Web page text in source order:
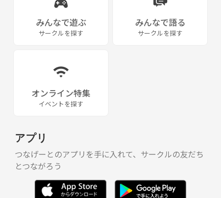
みんなで遊ぶ
サークルを探す
みんなで語る
サークルを探す
オンライン特集
イベントを探す
アプリ
つなげーとのアプリを手に入れて、サークルの友だち
とつながろう